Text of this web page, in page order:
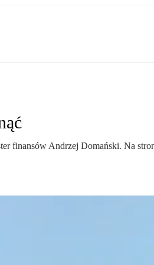
finansów Andrzej Domański. Na